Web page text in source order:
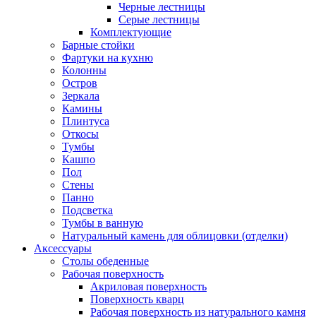
Черные лестницы
Серые лестницы
Комплектующие
Барные стойки
Фартуки на кухню
Колонны
Остров
Зеркала
Камины
Плинтуса
Откосы
Тумбы
Кашпо
Пол
Стены
Панно
Подсветка
Тумбы в ванную
Натуральный камень для облицовки (отделки)
Аксессуары
Столы обеденные
Рабочая поверхность
Акриловая поверхность
Поверхность кварц
Рабочая поверхность из натурального камня